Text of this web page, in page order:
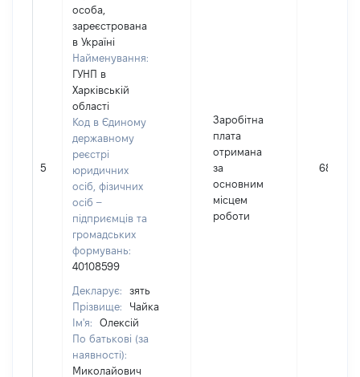
5
особа,
зареєстрована
в Україні
Найменування:
ГУНП в
Харківській
області
Код в Єдиному
державному
реєстрі
юридичних
осіб, фізичних
осіб –
підприємців та
громадських
формувань:
40108599
Декларує:
зять
Прізвище:
Чайка
Ім'я:
Олексій
По батькові (за
наявності):
Миколайович
Заробітна
плата
отримана
за
основним
місцем
роботи
68872